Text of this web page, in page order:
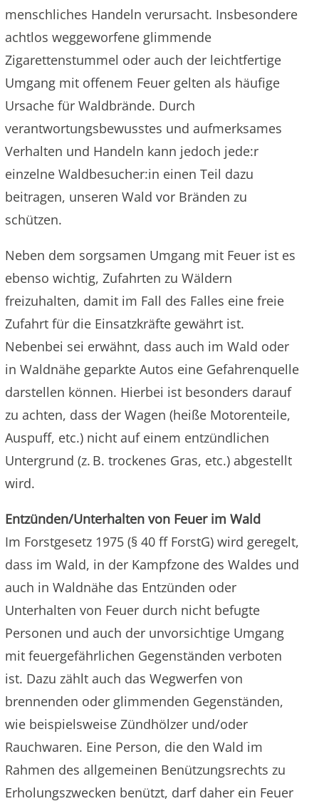
menschliches Handeln verursacht. Insbesondere
achtlos weggeworfene glimmende
Zigarettenstummel oder auch der leichtfertige
Umgang mit offenem Feuer gelten als häufige
Ursache für Waldbrände. Durch
verantwortungsbewusstes und aufmerksames
Verhalten und Handeln kann jedoch jede:r
einzelne Waldbesucher:in einen Teil dazu
beitragen, unseren Wald vor Bränden zu
schützen.
Neben dem sorgsamen Umgang mit Feuer ist es
ebenso wichtig, Zufahrten zu Wäldern
freizuhalten, damit im Fall des Falles eine freie
Zufahrt für die Einsatzkräfte gewährt ist.
Nebenbei sei erwähnt, dass auch im Wald oder
in Waldnähe geparkte Autos eine Gefahrenquelle
darstellen können. Hierbei ist besonders darauf
zu achten, dass der Wagen (heiße Motorenteile,
Auspuff, etc.) nicht auf einem entzündlichen
Untergrund (z. B. trockenes Gras, etc.) abgestellt
wird.
Entzünden/Unterhalten von Feuer im Wald
Im Forstgesetz 1975 (§ 40 ff ForstG) wird geregelt,
dass im Wald, in der Kampfzone des Waldes und
auch in Waldnähe das Entzünden oder
Unterhalten von Feuer durch nicht befugte
Personen und auch der unvorsichtige Umgang
mit feuergefährlichen Gegenständen verboten
ist. Dazu zählt auch das Wegwerfen von
brennenden oder glimmenden Gegenständen,
wie beispielsweise Zündhölzer und/oder
Rauchwaren. Eine Person, die den Wald im
Rahmen des allgemeinen Benützungsrechts zu
Erholungszwecken benützt, darf daher ein Feuer